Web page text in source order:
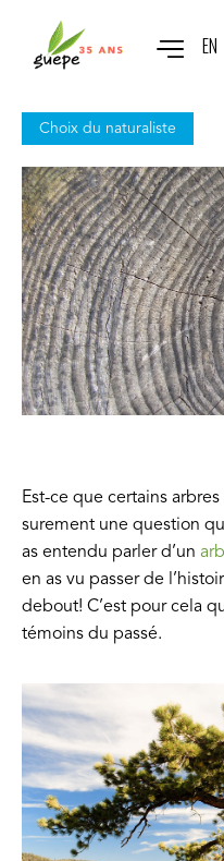
EN
Choix du naturaliste
Est-ce que certains
surement une question
as entendu parler d’un
en as vu passer de
debout! C’est pour cela
témoins du passé.